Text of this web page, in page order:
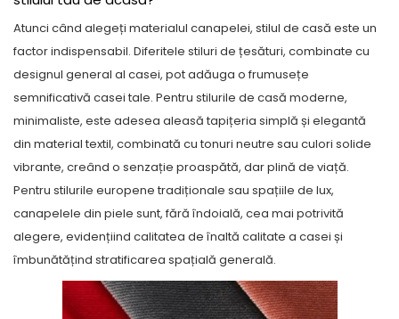
Atunci când alegeți materialul canapelei, stilul de casă este un
factor indispensabil. Diferitele stiluri de țesături, combinate cu
designul general al casei, pot adăuga o frumusețe
semnificativă casei tale. Pentru stilurile de casă moderne,
minimaliste, este adesea aleasă tapițeria simplă și elegantă
din material textil, combinată cu tonuri neutre sau culori solide
vibrante, creând o senzație proaspătă, dar plină de viață.
Pentru stilurile europene tradiționale sau spațiile de lux,
canapelele din piele sunt, fără îndoială, cea mai potrivită
alegere, evidențiind calitatea de înaltă calitate a casei și
îmbunătățind stratificarea spațială generală.